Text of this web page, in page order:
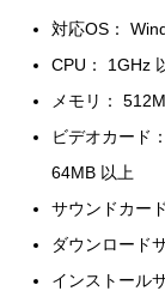
対応OS：
CPU： 1GHz
メモリ：
ビデオカード
64MB 以上
サウンドカー
ダウンロード
インストール